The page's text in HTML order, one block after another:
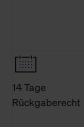
der Webseite nicht
Wirkung für die
bisherigen
Verwendung der
14 Tage
Rückgaberecht